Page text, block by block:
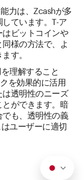
力は、Zcashが多
ています。T-ア
ビットコインや
様の方法で、よ
す。
理解すること
を効果的に活用
透明性のニーズ
ができます。暗
も、透明性の義
ユーザーに適切